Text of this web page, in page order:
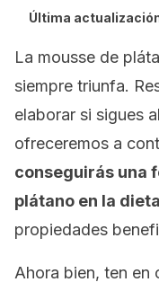
Última
La mousse de
siempre triunfa.
elaborar si sigues
ofreceremos a
conseguirás una
plátano en la dieta
propiedades
Ahora bien, ten en